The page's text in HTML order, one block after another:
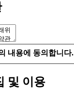
내용에 동의합니다.
및 이용